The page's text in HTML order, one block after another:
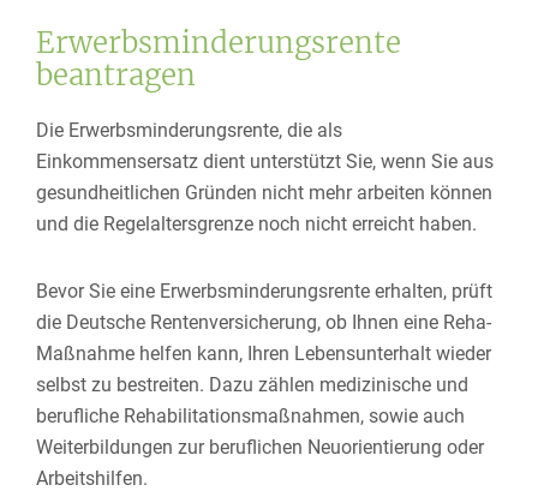
Erwerbsminderungsrente
beantragen
Die Erwerbsminderungsrente, die als
Einkommensersatz dient unterstützt Sie, wenn Sie aus
gesundheitlichen Gründen nicht mehr arbeiten können
und die Regelaltersgrenze noch nicht erreicht haben.
Bevor Sie eine Erwerbsminderungsrente erhalten, prüft
die Deutsche Rentenversicherung, ob Ihnen eine Reha-
Maßnahme helfen kann, Ihren Lebensunterhalt wieder
selbst zu bestreiten. Dazu zählen medizinische und
berufliche Rehabilitationsmaßnahmen, sowie auch
Weiterbildungen zur beruflichen Neuorientierung oder
Arbeitshilfen.